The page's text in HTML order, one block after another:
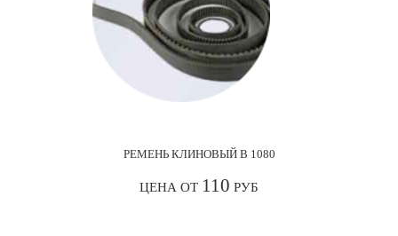
РЕМЕНЬ КЛИНОВЫЙ В 1080
ЦЕНА ОТ 110 РУБ